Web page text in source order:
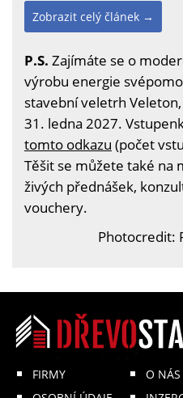
Zobrazit celý článek →
P.S. Zajímáte se o
výrobu energie
stavební veletrh
31. ledna 2027.
tomto odkazu (počet
Těšit se můžete také na
živých přednášek,
vouchery.
Photocredit:
FIRMY
O NÁS